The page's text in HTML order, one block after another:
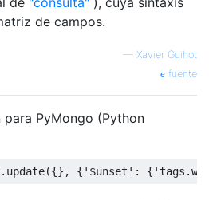
de campos.
— Xavier Guihot
fuente
para PyMongo (Python
. update({}, { '$unset' : {